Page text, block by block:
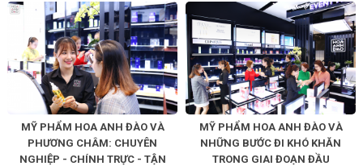
MỸ PHẨM HOA ANH ĐÀO VÀ
PHƯƠNG CHÂM: CHUYÊN
NGHIỆP - CHÍNH TRỰC - TẬN
MỸ PHẨM HOA ANH ĐÀO VÀ
NHỮNG BƯỚC ĐI KHÓ KHĂN
TRONG GIAI ĐOẠN ĐẦU